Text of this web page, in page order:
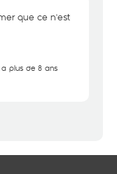
que ce n'est
plus de 8 ans